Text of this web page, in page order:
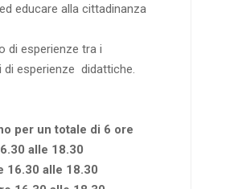
educare alla cittadinanza
di esperienze tra i
esperienze didattiche.
per un totale di 6 ore
alle 18.30
16.30 alle 18.30